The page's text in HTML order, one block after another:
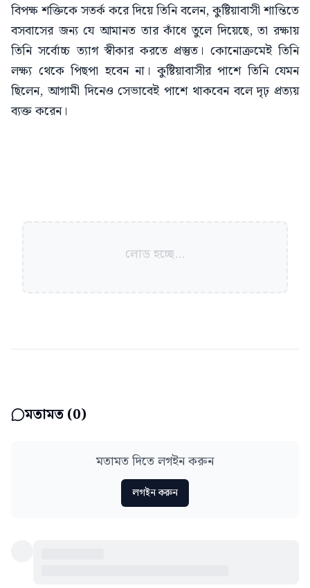
বিপক্ষ শক্তিকে সতর্ক করে দিয়ে তিনি বলেন, কুষ্টিয়াবাসী শান্তিতে
বসবাসের জন্য যে আমানত তার কাঁধে তুলে দিয়েছে, তা রক্ষায়
তিনি সর্বোচ্চ ত্যাগ স্বীকার করতে প্রস্তুত। কোনোক্রমেই তিনি
লক্ষ্য থেকে পিছপা হবেন না। কুষ্টিয়াবাসীর পাশে তিনি যেমন
ছিলেন, আগামী দিনেও সেভাবেই পাশে থাকবেন বলে দৃঢ় প্রত্যয়
ব্যক্ত করেন।
লোড হচ্ছে...
মতামত (0)
মতামত দিতে লগইন করুন
লগইন করুন